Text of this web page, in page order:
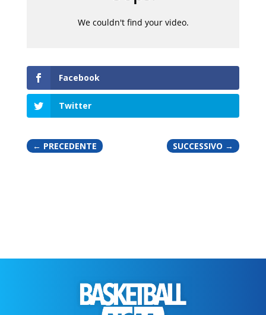
Facebook
Twitter
← PRECEDENTE SUCCESSIVO →